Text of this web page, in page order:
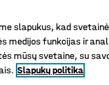
slapukus, kad
medijos funkcijas ir
mūsų svetaine, su
Slapukų politika